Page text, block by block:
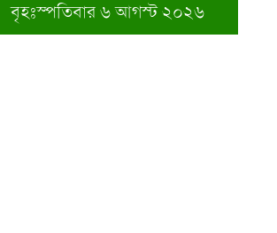
শেরে বাংলা বালিকা
বৃহঃস্পতিবার ৬ আগস্ট ২০২৬